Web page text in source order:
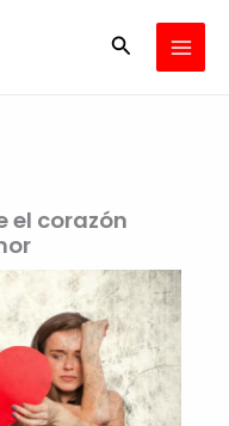
Buscar
el corazón